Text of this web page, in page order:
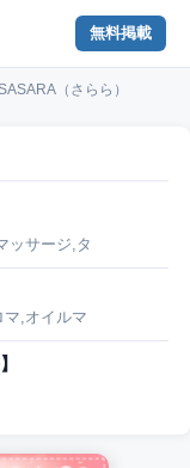
無料掲載
（さらら）
ッサージ,タ
,オイルマ